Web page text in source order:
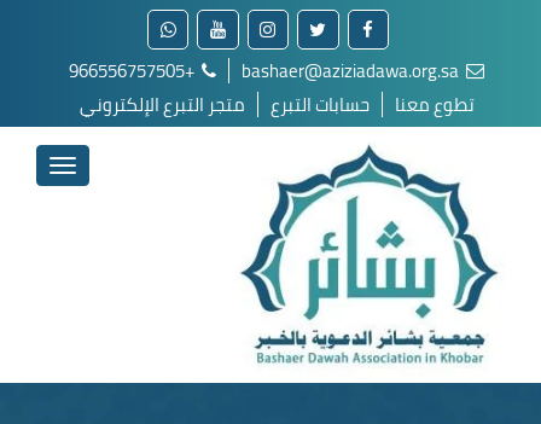
+966556757505
تطوع معنا
حسابات التبرع متجر التبرع الإلكتروني